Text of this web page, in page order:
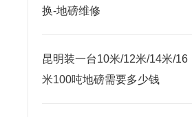
换-地磅维修
昆明装一台10米/12米/14米/16
米100吨地磅需要多少钱